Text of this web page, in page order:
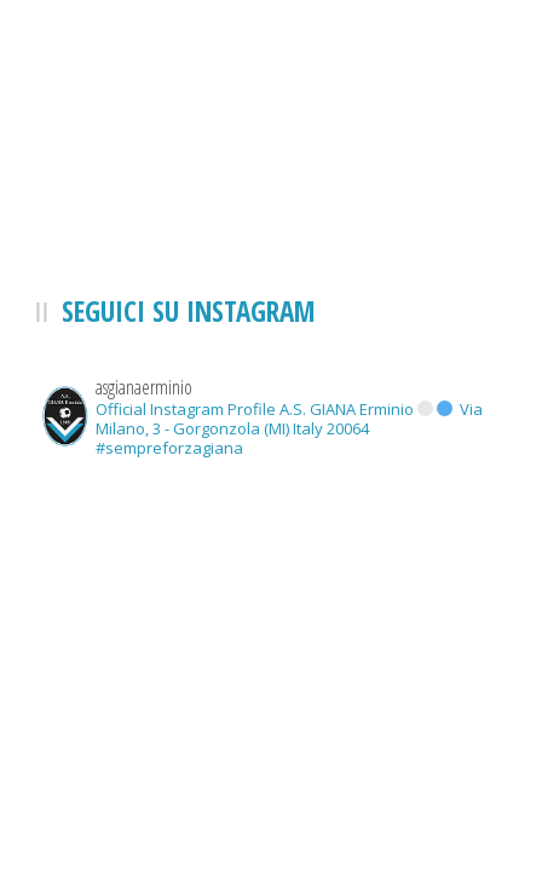
SEGUICI SU INSTAGRAM
asgianaerminio
Official Instagram Profile A.S. GIANA Erminio
Via
Milano, 3 - Gorgonzola (MI) Italy 20064
#sempreforzagiana